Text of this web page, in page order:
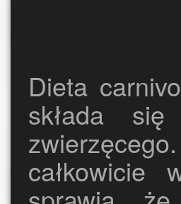
Dieta
składa
całkowicie